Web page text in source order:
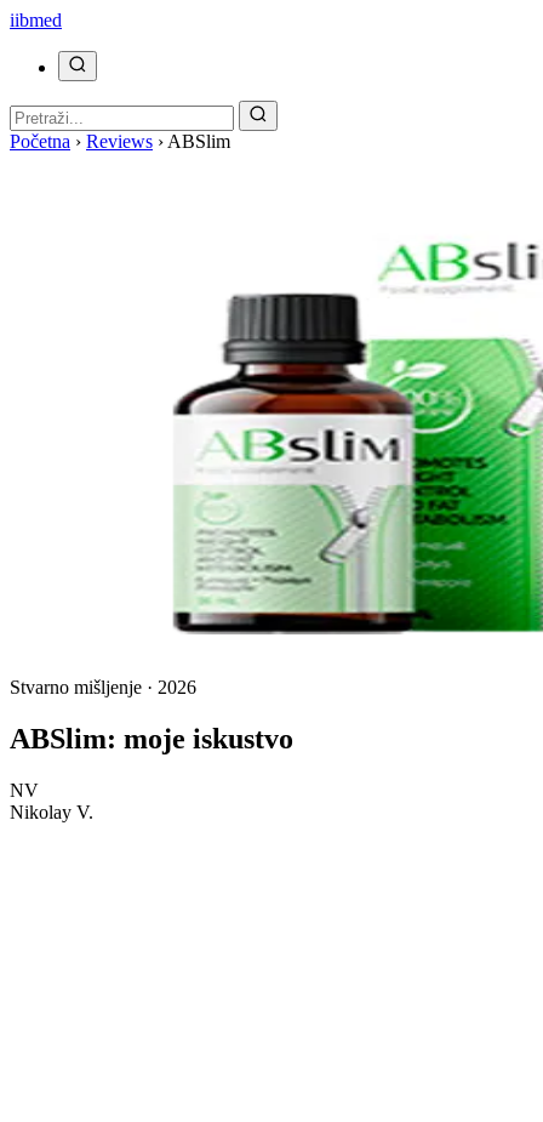
iibmed
Početna › Reviews › ABSlim
Stvarno mišljenje · 2026
ABSlim: moje iskustvo
NV
Nikolay V.